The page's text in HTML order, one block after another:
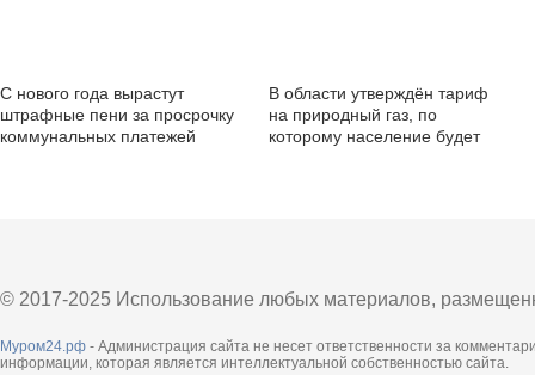
С нового года вырастут
штрафные пени за просрочку
коммунальных платежей
В области утверждён тариф
на природный газ, по
которому население будет
© 2017-2025 Использование любых материалов,
Муром24.рф - Администрация сайта не несет ответственности за
информации, которая является интеллектуальной собственностью сайта.